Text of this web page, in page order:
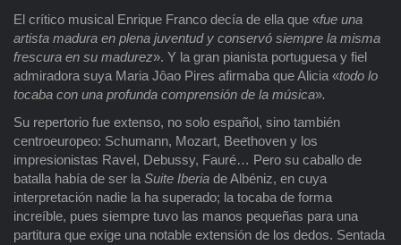
El crítico musical Enrique Franco decía de ella que «fue una
artista madura en plena juventud y conservó siempre la misma
frescura en su madurez». Y la gran pianista portuguesa y fiel
admiradora suya Maria Jôao Pires afirmaba que Alicia «todo lo
tocaba con una profunda comprensión de la música».
Su repertorio fue extenso, no solo español, sino también
centroeuropeo: Schumann, Mozart, Beethoven y los
impresionistas Ravel, Debussy, Fauré… Pero su caballo de
batalla había de ser la Suite Iberia de Albéniz, en cuya
interpretación nadie la ha superado; la tocaba de forma
increíble, pues siempre tuvo las manos pequeñas para una
partitura que exige una notable extensión de los dedos. Sentada